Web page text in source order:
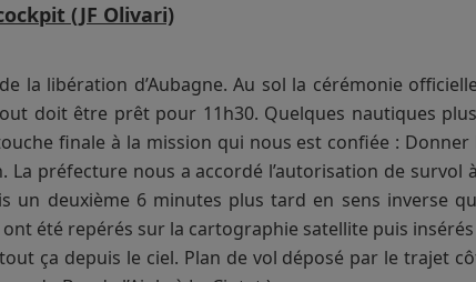
(JF Olivari)
la libération d’Aubagne. Au sol la cérémonie
doit être prêt pour 11h30. Quelques nautiques
finale à la mission qui nous est confiée :
La préfecture nous a accordé l’autorisation de
un deuxième 6 minutes plus tard en sens inverse
été repérés sur la cartographie satellite puis
ça depuis le ciel. Plan de vol déposé par le trajet